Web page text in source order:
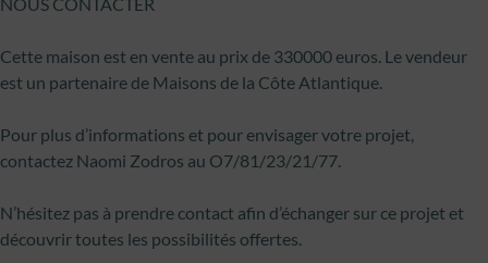
NOUS CONTACTER
Cette maison est en vente au prix de 330000 euros. Le vendeur
est un partenaire de Maisons de la Côte Atlantique.
Pour plus d’informations et pour envisager votre projet,
contactez Naomi Zodros au O7/81/23/21/77.
N’hésitez pas à prendre contact afin d’échanger sur ce projet et
découvrir toutes les possibilités offertes.